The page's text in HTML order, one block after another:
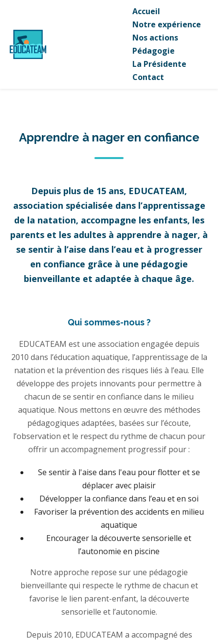
Accueil
Notre expérience
Nos actions
Pédagogie
La Présidente
Contact
Apprendre à nager en confiance
Depuis plus de 15 ans, EDUCATEAM,
association spécialisée dans l’apprentissage
de la natation, accompagne les enfants, les
parents et les adultes à apprendre à nager, à
se sentir à l’aise dans l’eau et à progresser
en confiance grâce à une pédagogie
bienveillante et adaptée à chaque âge.
Qui sommes-nous ?
EDUCATEAM est une association engagée depuis
2010 dans l’éducation aquatique, l’apprentissage de la
natation et la prévention des risques liés à l’eau. Elle
développe des projets innovants pour permettre à
chacun de se sentir en confiance dans le milieu
aquatique. Nous mettons en œuvre des méthodes
pédagogiques adaptées, basées sur l’écoute,
l’observation et le respect du rythme de chacun pour
offrir un accompagnement progressif pour :
Se sentir à l'aise dans l'eau pour flotter et se
déplacer avec plaisir
Développer la confiance dans l’eau et en soi
Favoriser la prévention des accidents en milieu
aquatique
Encourager la découverte sensorielle et
l’autonomie en piscine
Notre approche repose sur une pédagogie
bienveillante qui respecte le rythme de chacun et
favorise le lien parent-enfant, la découverte
sensorielle et l’autonomie.
Depuis 2010, EDUCATEAM a accompagné des